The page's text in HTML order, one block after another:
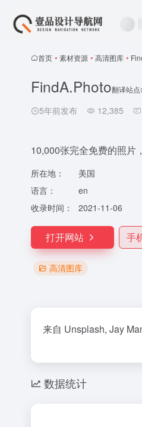
首页 • 素材资源 • 高清图库 •
FindA.Photo翻译站点
5年前发布 12,385
10,000张完全免费的照片
所在地：
美国
语言：
en
收录时间：
2021-11-06
打开网站 手
高清图库
来自 Unsplash, Jay
数据统计